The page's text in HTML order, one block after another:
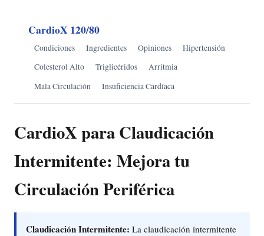
CardioX 120/80
Condiciones Ingredientes Opiniones
Hipertensión
Colesterol Alto
Triglicéridos
Arritmia
Mala Circulación
Insuficiencia Cardíaca
CardioX para Claudicación
Intermitente: Mejora tu
Circulación Periférica
Claudicación Intermitente: La claudicación intermitente